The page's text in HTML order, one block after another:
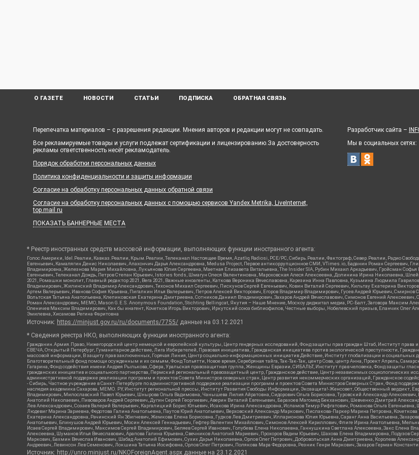
О ГАЗЕТЕ НОВОСТИ СТАТЬИ ПОДПИСКА ОБРАТНАЯ СВЯЗЬ
Перепечатка материалов – с разрешения редакции. Мнения авторов и редакции могут не совпадать.
Все рекламируемые товары и услуги подлежат сертификации и лицензированию.За достоверность
рекламы ответственность несёт рекламодатель.
Порядок обработки персональных данных
Политика конфиденциальности и защиты информации
Согласие на обработку персональных данных обратной связи
Согласие на обработку персональных данных с помощью сервисов Yandex.Metrika, LiveInternet,
top.mail.ru
ПОКАЗАТЬ БАННЕРНЫЕ МЕСТА
Разработчик сайта –
Мы в социальных сетях:
* Реестр иностранных средств массовой информации, выполняющих функции иностранного агента:
Голос Америки, Idel.Реалии, Кавказ.Реалии, Крым.Реалии, Телеканал Настоящее Время, Azatliq Radiosi, PCE/PC, Сибирь.Реалии, Фактограф, Север.Реалии, Радио
Евгеньевич, Камалягин Денис Николаевич, Апахончич Дарья Александровна, Medusa Project, Первое антикоррупционное СМИ, VTimes.io, Баданин Роман Сергеевич,
Владимировна, Железнова Мария Михайловна, Лукьянова Юлия Сергеевна, Маетная Елизавета Витальевна, The Insider SIA, Рубин Михаил Аркадьевич, Гройсман
Евгеньевич, Телеканал Дождь, Петров Степан Юрьевич, Istories fonds, Шмагун Олеся Валентиновна, Мароховская Алеся Алексеевна, Долинина Ирина Николаевна,
2021, Ромашки монолит, Главный редактор 2021, Вега 2021, Важные иноагенты, Каткова Вероника Вячеславовна, Карезина Инна Павловна, Кузьмина Людмила
Владимирович, Жилинский Владимир Александрович, Тихонов Михаил Сергеевич, Пискунов Сергей Евгеньевич, Ковин Виталий Сергеевич, Кильтау Екатерина
Артем Валерьевич, Иванова София Юрьевна, Пигалкин Илья Валерьевич, Петров Алексей Викторович, Егоров Владимир Владимирович, Гусев Андрей Юрьевич,
Вольтская Татьяна Анатольевна, Клепиковская Екатерина Дмитриевна, Сотников Даниил Владимирович, Захаров Андрей Вячеславович, Симонов Евгений
Роман Александрович, МЕМО, Mason G.E.S. Anonymous Foundation, Stichting Bellingcat, Якутия – Наше Мнение, Москоу диджитал медиа, РС-Балт, Заговора Максим
Оленичев Максим Владимирович, Как бы инагент, Кочетков Игорь Викторович, Иркутский союз библиофилов, Честные выборы, Нобелевский призыв, Еланчик Олег
Эмилевна, Хисамова Регина Фаритовна
Источник: https://minjust.gov.ru/ru/documents/7755/ данные на 03.12.2021
* Сведения реестра НКО, выполняющих функции иностранного агента:
Гражданин.Армия.Право, Нижегородский центр немецкой и европейской культуры, Центр гендерных исследований, Фонд защиты прав граждан Штаб, Институт
СВЕЧА, Открытый Петербург, Гуманитарное действие, Лига Избирателей, Правовая инициатива, Гражданская инициатива против экологической преступности,
массовой информации, В защиту прав заключенных, Горячая Линия, Центр социально-информационных инициатив Действие, Институт глобализации и социальных
Благотворительный фонд помощи осужденным и их семьям, Фонд Тольятти, Новое время, Серебряная тайга, Так-Так-Так, центр Сова, центр Анна, Проект Апрель,
Гагарина, Фонд содействия имени Андрея Рылькова, Сфера, Уральская правозащитная группа, Женщины Евразии, СИБАЛЬТ, Институт прав человека, Фонд защиты
гражданских инициатив и социального партнерства, Пермский региональный правозащитный центр, Гражданское действие, Центр независимых
административной поддержке реализации программ и проектов Совета Министров северных стран, Центр развития некоммерческих организаций, Гражданское
- Сибирь, Частное учреждение в Санкт-Петербурге по административной поддержке реализации программ и проектов Совета Министров Северных Стран, Фонд
наследия академика Сахарова, МЕМО. РУ, Институт региональной прессы, Институт Развития Свободы Информации, Экозащита!-Женсовет, Общественный вердикт,
Владимирович, Милославский Павел Юрьевич, Шнырова Ольга Вадимовна, Чанышева Лилия Айратовна, Сидорович Ольга Борисовна, Туровский Александр
Анатолий Николаевич, Пивоваров Андрей Сергеевич, Дугин Сергей Георгиевич, Аверин Виталий Евгеньевич, Барахоев Магомед Бекханович, Шевченко Дмитрий
Лев Александрович, Созаев Валерий Валерьевич, Каргалицкий Борис Юльевич, Исакова Ирина Александровна, Исламов Тимур Рифгатович, Романова Ольга
Людевиг Марина Зариевна, Федотова Галина Анатольевна, Паутов Юрий Анатольевич, Верховский Александр Маркович, Пислакова-Паркер Марина Петровна,
Екатерина Александровна, Рачинский Ян Збигневич, Жемкова Елена Борисовна, Гудков Лев Дмитриевич, Илларионова Юлия Юрьевна, Саранг Анна Васильевна,
Анатольевич, Блинушов Андрей Юрьевич, Мосин Алексей Геннадьевич, Гефтер Валентин Михайлович, Симонов Алексей Кириллович, Флиге Ирина Анатольевна,
Исаев Сергей Владимирович, Максимов Сергей Владимирович, Беляев Сергей Иванович, Голубева Елена Николаевна, Ганнушкина Светлана Алексеевна, Закс Елена
Алексеевна, Шуманов Илья Вячеславович, Арапова Галина Юрьевна, Свечников Анатолий Мариевич, Прохоров Вадим Юрьевич, Шахова Елена Владимировна, Подузов
Маркович, Бахмин Вячеслав Иванович, Шабад Анатолий Ефимович, Сухих Дарья Николаевна, Орлов Олег Петрович, Добровольская Анна Дмитриевна, Королева
Андреевич, Левинсон Лев Семенович, Локшина Татьяна Иосифовна, Орлов Олег Петрович, Полякова Мара Федоровна, Резник Генри Маркович, Захаров Герман
Источник: http://unro.minjust.ru/NKOForeignAgent.aspx данные на 23.12.2021